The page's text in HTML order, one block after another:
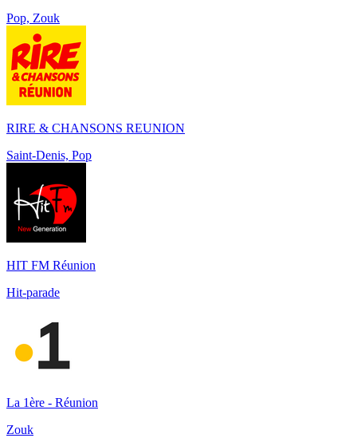
Pop, Zouk
RIRE & CHANSONS REUNION
Saint-Denis, Pop
HIT FM Réunion
Hit-parade
La 1ère - Réunion
Zouk